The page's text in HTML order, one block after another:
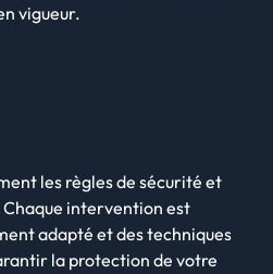
vigueur.
les règles de sécurité et
intervention est
adapté et des techniques
la protection de votre